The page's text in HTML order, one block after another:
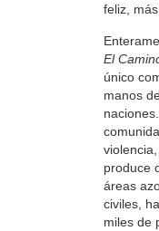
feliz,
El
único
manos
produce
áreas
civiles,
miles de